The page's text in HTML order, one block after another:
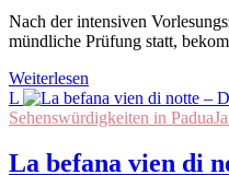
Nach der intensiven
mündliche Prüfung statt,
Weiterlesen
L
Sehenswürdigkeiten in Padua
La befana vien di